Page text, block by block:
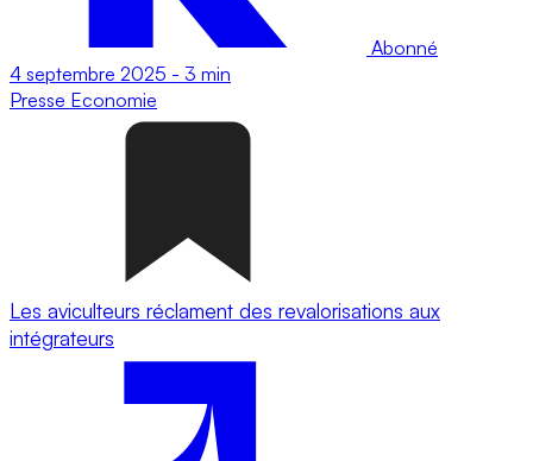
Abonné
4 septembre 2025 - 3 min
Presse Economie
Les aviculteurs réclament des revalorisations aux
intégrateurs